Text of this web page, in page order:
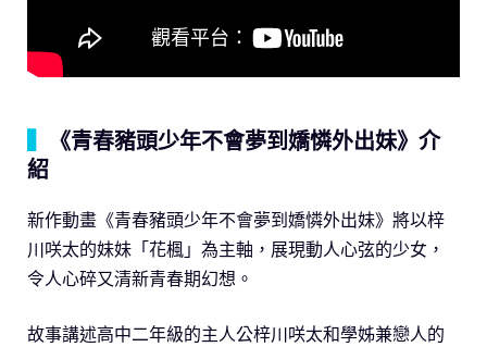
《青春豬頭少年不會夢到嬌憐外出妹》介
紹
新作動畫《青春豬頭少年不會夢到嬌憐外出妹》將以梓
川咲太的妹妹「花楓」為主軸，展現動人心弦的少女，
令人心碎又清新青春期幻想。
故事講述高中二年級的主人公梓川咲太和學姊兼戀人的